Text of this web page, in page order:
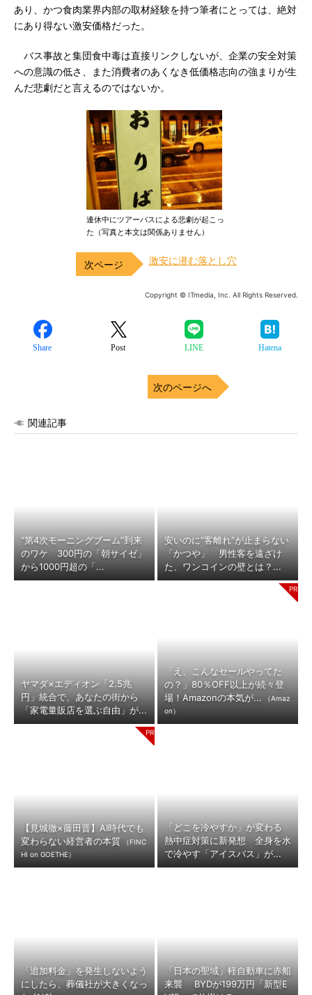
あり、かつ食肉業界内部の取材経験を持つ筆者にとっては、絶対
にあり得ない激安価格だった。
バス事故と集団食中毒は直接リンクしないが、企業の安全対策
への意識の低さ、また消費者のあくなき低価格志向の強まりが生
んだ悲劇だと言えるのではないか。
連休中にツアーバスによる悲劇が起こっ
た（写真と本文は関係ありません）
激安に潜む落とし穴
Copyright © ITmedia, Inc. All Rights Reserved.
Share Post LINE Hatena
次のページへ
関連記事
“第4次モーニングブーム”到来
のワケ 300円の「朝サイゼ」
から1000円超の「...
安いのに“客離れ”が止まらない
「かつや」 男性客を遠ざけ
た、ワンコインの壁とは？...
ヤマダ×エディオン「2.5兆
円」統合で、あなたの街から
「家電量販店を選ぶ自由」が...
「え、こんなセールやってた
の？」80％OFF以上が続々登
場！Amazonの本気が...
（Amaz
on）
【見城徹×藤田晋】AI時代でも
変わらない経営者の本質
（FINC
HI on GOETHE）
「どこを冷やすか」が変わる
熱中症対策に新発想 全身を水
で冷やす「アイスバス」が...
「追加料金」を発生しないよう
にしたら、葬儀社が大きくなっ
「日本の聖域」軽自動車に赤船
来襲 BYDが199万円「新型E